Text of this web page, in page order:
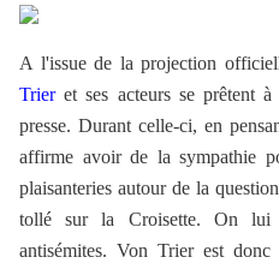
A l'issue de la projection
Trieret ses acteurs se prêtent à
presse. Durant celle-ci, en
affirme avoir de la sympathie
plaisanteries autour de la
tollé sur la Croisette. On lui
antisémites. Von Trier est